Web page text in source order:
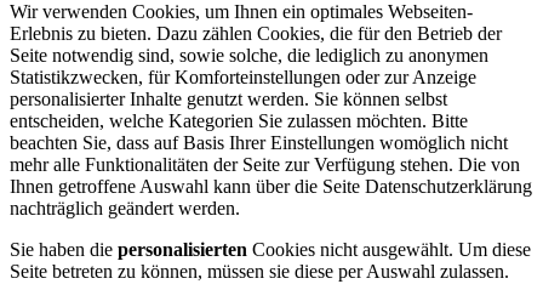
Wir verwenden Cookies, um Ihnen ein optimales Webseiten-
Erlebnis zu bieten. Dazu zählen Cookies, die für den Betrieb der
Seite notwendig sind, sowie solche, die lediglich zu anonymen
Statistikzwecken, für Komforteinstellungen oder zur Anzeige
personalisierter Inhalte genutzt werden. Sie können selbst
entscheiden, welche Kategorien Sie zulassen möchten. Bitte
beachten Sie, dass auf Basis Ihrer Einstellungen womöglich nicht
mehr alle Funktionalitäten der Seite zur Verfügung stehen. Die von
Ihnen getroffene Auswahl kann über die Seite Datenschutzerklärung
nachträglich geändert werden.
Sie haben die personalisierten Cookies nicht ausgewählt. Um diese
Seite betreten zu können, müssen sie diese per Auswahl zulassen.